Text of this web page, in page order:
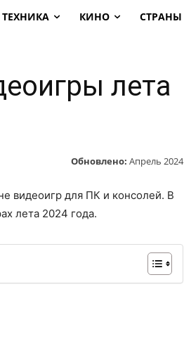
ТЕХНИКА КИНО СТРАНЫ
лета
Обновлено: Апрель 2024
видеоигр для ПК и консолей. В
лета 2024 года.